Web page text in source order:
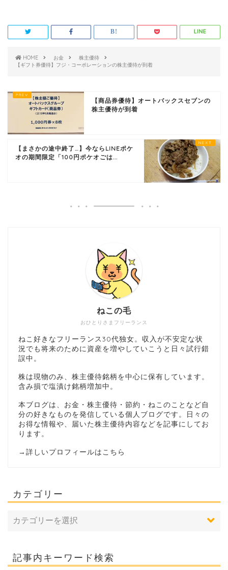
HOME お金
株主優待
【ギフト券優待】フジ・コーポレーションの株主優待が到着
【商品券優待】オートバックスセブンの
株主優待が到着
【まさかの途中終了…】今ならLINEポケ
オの期間限定「100円ポケオごは...
おひとりさまフリーランス
ねこの毛
ねこ好きなフリーランス30代独女。収入が不安定な状
況でも将来のために資産を増やしていこうと日々試行錯
誤中。
株は現物のみ、株主優待銘柄を中心に保有しています。
含み損で塩漬け銘柄増加中。
本ブログは、お金・株主優待・節約・ねこのことなど自
分の好きなものを発信している個人ブログです。日々の
お得な情報や、届いた株主優待内容などを記事にしてお
ります。
→ 詳しいプロフィールはこちら
カテゴリー
記事内キーワード検索